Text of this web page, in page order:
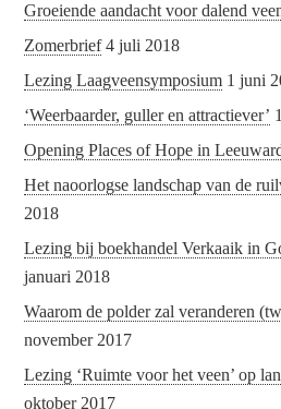
Groeiende aandacht voor dalend
Zomerbrief 4 juli 2018
Lezing Laagveensymposium 1 juni
‘Weerbaarder, guller en attractiever’
Opening Places of Hope in
Het naoorlogse landschap van de
2018
Lezing bij boekhandel Verkaaik in
januari 2018
Waarom de polder zal veranderen
november 2017
Lezing ‘Ruimte voor het veen’ op
oktober 2017